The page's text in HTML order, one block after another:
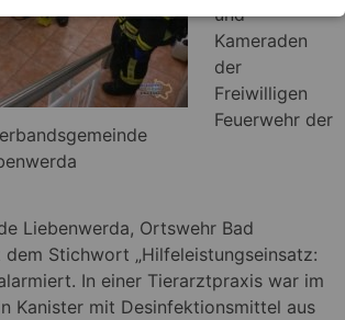
und
Kameraden
der
Freiwilligen
Feuerwehr der
Liebenwerda, Ortswehr Bad
Stichwort „Hilfeleistungseinsatz:
In einer Tierarztpraxis war im
Kanister mit Desinfektionsmittel aus